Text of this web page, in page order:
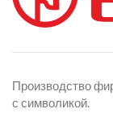
Производство
с символикой.